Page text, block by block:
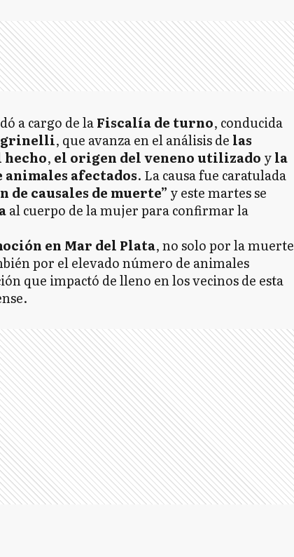
a cargo de laFiscalía de turno, conducida
, que avanza en el análisis de las
, el origen del veneno utilizado yla
afectados. La causa fue caratulada
de causales de muerte” y este martes se
al cuerpo de la mujer para confirmar la
en Mar del Plata, no solo por la muerte
por el elevado número de animales
que impactó de lleno en los vecinos de esta